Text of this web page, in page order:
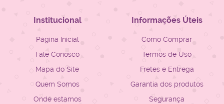
Institucional
Página Inicial
Fale Conosco
Mapa do Site
Quem Somos
Onde estamos
Informações Úteis
Como Comprar
Termos de Uso
Fretes e Entrega
Garantia dos produtos
Segurança